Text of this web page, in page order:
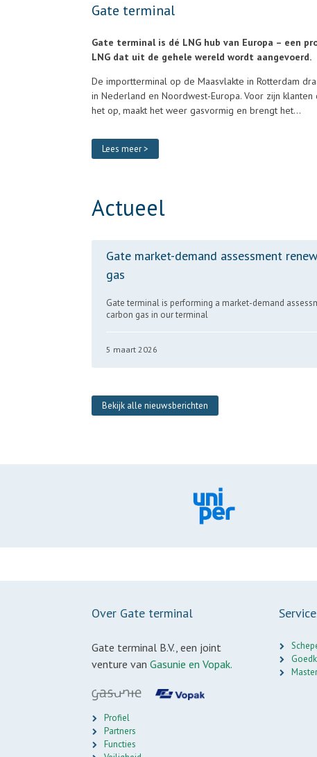
Gate terminal
Gate terminal is dé LNG hub van Europa – een
LNG dat uit de gehele wereld wordt aangevoerd.
De importterminal op de Maasvlakte in Rotterdam
in Nederland en Noordwest-Europa. Voor zijn klanten
het op, maakt het weer gasvormig en brengt het…
Lees meer >
Actueel
Gate market-demand assessment
gas
Gate terminal is performing a market-demand
carbon gas in our terminal
5 maart 2026
Bekijk alle nieuwsberichten
Over Gate terminal
Gate terminal B.V., een joint
venture van Gasunie en Vopak.
Profiel
Partners
Functies